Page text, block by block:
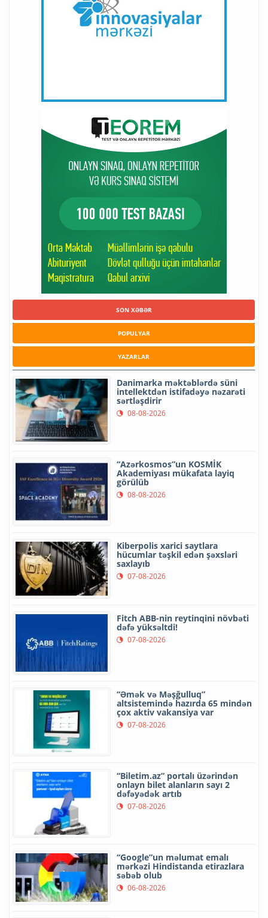
SON XƏBƏR
POPULYAR
YAZARLAR
Danimarka məktəblərdə süni
intellektdən istifadəyə nəzarəti
sərtləşdirir
08-08-2026
“Azərkosmos”un KOSMİK
Akademiyası mükafata layiq
görülüb
08-08-2026
Kiberpolis xarici saytlara
hücumlar təşkil edən şəxsləri
saxlayıb
07-08-2026
Fitch ABB-nin reytinqini növbəti
dəfə yüksəltdi!
07-08-2026
“Əmək və Məşğulluq”
altsistemində hazırda 65 mindən
çox aktiv vakansiya var
07-08-2026
“Biletim.az” portalı üzərindən
onlayn bilet alanların sayı 2
dəfəyədək artıb
07-08-2026
“Google”un məlumat emalı
mərkəzi Hindistanda etirazlara
səbəb olub
06-08-2026